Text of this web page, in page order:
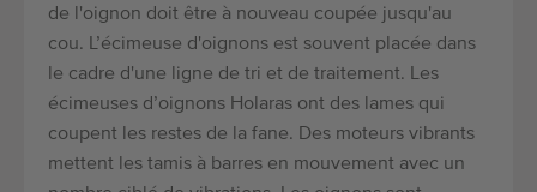
de l'oignon doit être à nouveau coupée jusqu'au
cou. L’écimeuse d'oignons est souvent placée dans
le cadre d'une ligne de tri et de traitement. Les
écimeuses d’oignons Holaras ont des lames qui
coupent les restes de la fane. Des moteurs vibrants
mettent les tamis à barres en mouvement avec un